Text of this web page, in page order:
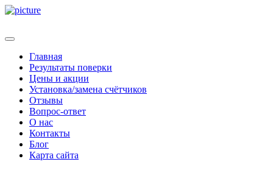
Главная
Результаты поверки
Цены и акции
Установка/замена счётчиков
Отзывы
Вопрос-ответ
О нас
Контакты
Блог
Карта сайта